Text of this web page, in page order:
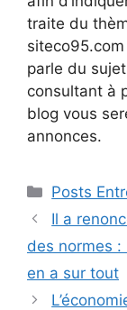
traite du
parle du sujet
consultant à
blog vous
annonces.
Posts
Navigation
des
Il a
des normes
en a sur tout